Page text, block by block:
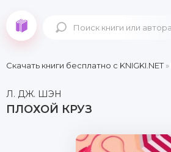
Скачать книги бесплатно c KNIGKI.NET»
Л. ДЖ. ШЭН
ПЛОХОЙ КРУЗ